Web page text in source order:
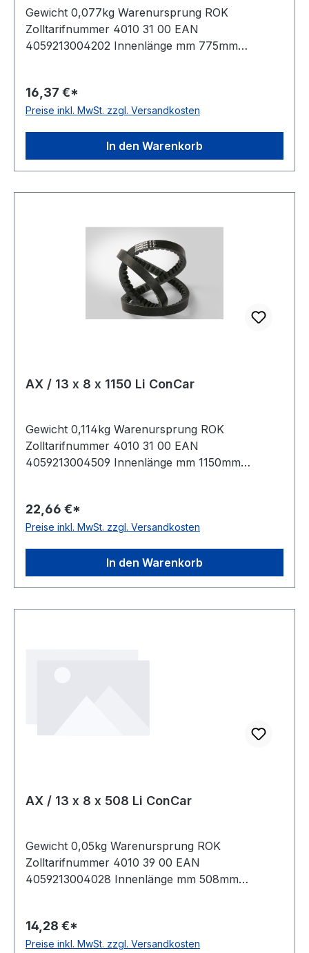
Gewicht 0,077kg Warenursprung ROK
Zolltarifnummer 4010 31 00 EAN
4059213004202 Innenlänge mm 775mm
Ausführung flankenoffen, formgezahnt
antistatisch ja Norm DIN 2215 Material Neoprene
16,37 €*
Preise inkl. MwSt. zzgl. Versandkosten
In den Warenkorb
AX / 13 x 8 x 1150 Li ConCar
Gewicht 0,114kg Warenursprung ROK
Zolltarifnummer 4010 31 00 EAN
4059213004509 Innenlänge mm 1150mm
Ausführung flankenoffen, formgezahnt
antistatisch ja Norm DIN 2215 Material Neoprene
22,66 €*
Preise inkl. MwSt. zzgl. Versandkosten
In den Warenkorb
AX / 13 x 8 x 508 Li ConCar
Gewicht 0,05kg Warenursprung ROK
Zolltarifnummer 4010 39 00 EAN
4059213004028 Innenlänge mm 508mm
Ausführung flankenoffen, formgezahnt
antistatisch ja Norm DIN 2215 Material Neoprene
14,28 €*
Preise inkl. MwSt. zzgl. Versandkosten